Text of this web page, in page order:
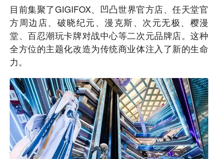
目前集聚了GIGIFOX、凹凸世界官方店、任天堂官
方周边店、破晓纪元、漫克斯、次元无极、樱漫
堂、百忍潮玩卡牌对战中心等二次元品牌店。这种
全方位的主题化改造为传统商业体注入了新的生命
力。